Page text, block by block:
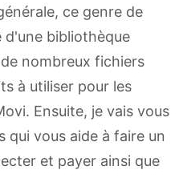
ce genre de
d'une bibliothèque
nombreux fichiers
à utiliser pour les
Ensuite, je vais vous
qui vous aide à faire un
et payer ainsi que